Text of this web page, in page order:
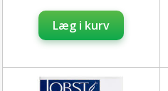
Læg i kurv